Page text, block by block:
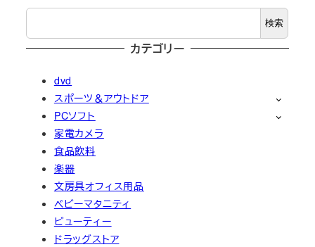
検索
カテゴリー
dvd
スポーツ＆アウトドア
PCソフト
家電カメラ
食品飲料
楽器
文房具オフィス用品
ベビーマタニティ
ビューティー
ドラッグストア